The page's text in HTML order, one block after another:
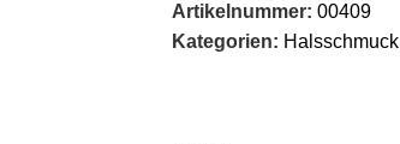
Artikelnummer: 00409
Kategorien: Halsschmuck